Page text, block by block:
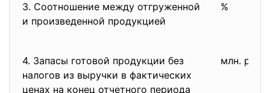
3. Соотношение между отгруженной
и произведенной продукцией
%
4. Запасы готовой продукции без
налогов из выручки в фактических
ценах на конец отчетного периода
млн. руб.